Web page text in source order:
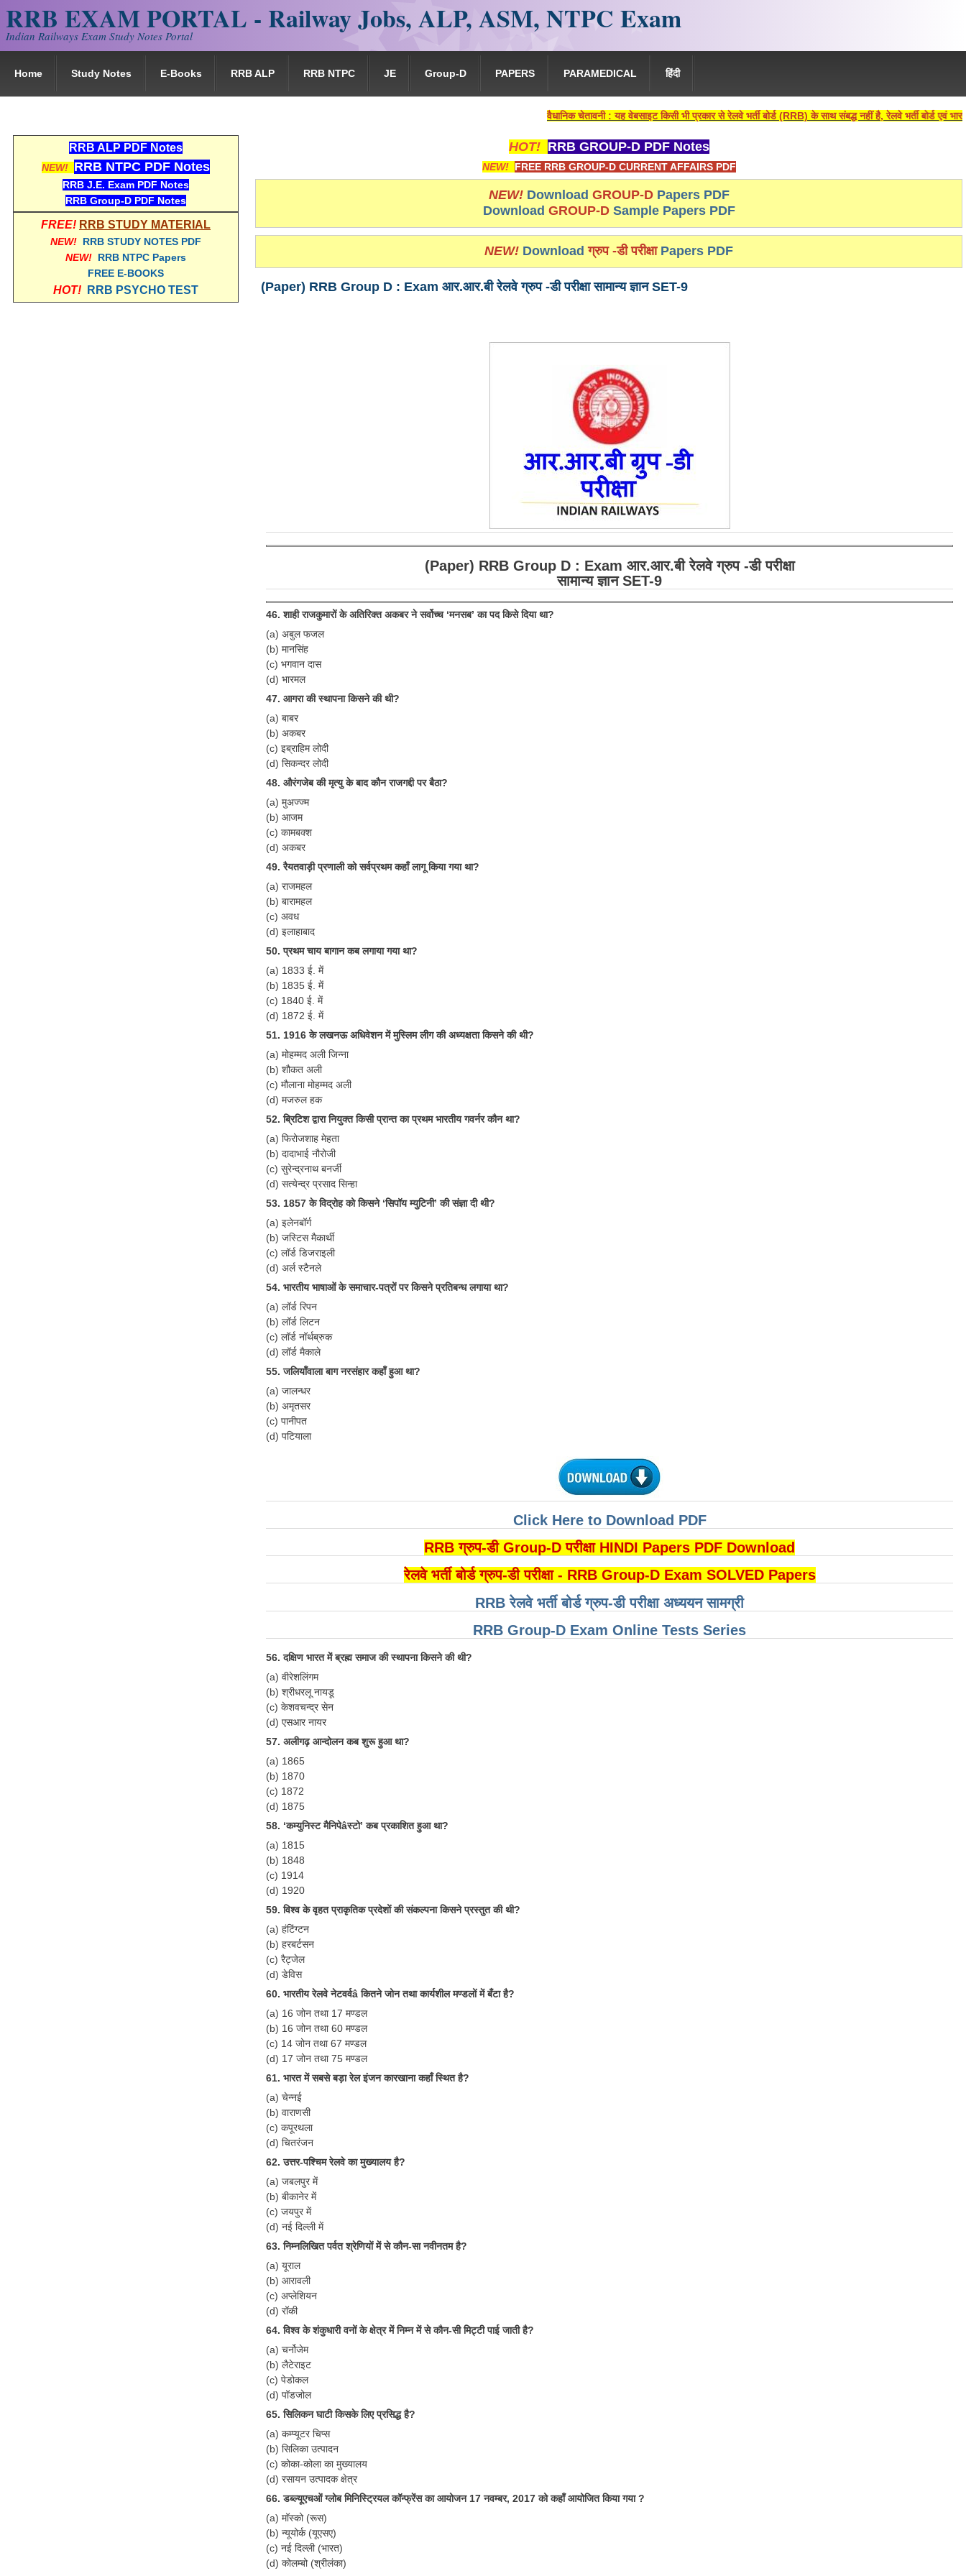
RRB EXAM PORTAL - Railway Jobs, ALP, ASM, NTPC Exam
Indian Railways Exam Study Notes Portal
Home Study Notes E-Books RRB ALP RRB NTPC JE Group-D PAPERS PARAMEDICAL हिंदी
वैधानिक चेतावनी : यह वेबसाइट किसी भी प्रकार से रेलवे भर्ती बोर्ड (RRB) के साथ संबद्ध नहीं है, रेलवे भर्ती बोर्ड एवं भारतीय रेलवे की
HOT! RRB GROUP-D PDF Notes
NEW! FREE RRB GROUP-D CURRENT AFFAIRS PDF
NEW! Download GROUP-DPapers PDF
Download GROUP-DSample Papers PDF
NEW! Downloadग्रुप -डी परीक्षाPapers PDF
(Paper) RRB Group D : Exam आर.आर.बी रेलवे ग्रुप -डी परीक्षा सामान्य ज्ञान SET-9
(Paper) RRB Group D : Exam आर.आर.बी रेलवे ग्रुप -डी परीक्षा
सामान्य ज्ञान SET-9
46. शाही राजकुमारों के अतिरिक्त अकबर ने सर्वोच्च ‘मनसब’ का पद किसे दिया था?
(a) अबुल फजल
(b) मानसिंह
(c) भगवान दास
(d) भारमल
47. आगरा की स्थापना किसने की थी?
(a) बाबर
(b) अकबर
(c) इब्राहिम लोदी
(d) सिकन्दर लोदी
48. औरंगजेब की मृत्यु के बाद कौन राजगद्दी पर बैठा?
(a) मुअज्ज्म
(b) आजम
(c) कामबक्श
(d) अकबर
49. रैयतवाड़ी प्रणाली को सर्वप्रथम कहाँ लागू किया गया था?
(a) राजमहल
(b) बारामहल
(c) अवध
(d) इलाहाबाद
50. प्रथम चाय बागान कब लगाया गया था?
(a) 1833 ई. में
(b) 1835 ई. में
(c) 1840 ई. में
(d) 1872 ई. में
51. 1916 के लखनऊ अधिवेशन में मुस्लिम लीग की अध्यक्षता किसने की थी?
(a) मोहम्मद अली जिन्ना
(b) शौकत अली
(c) मौलाना मोहम्मद अली
(d) मजरुल हक
52. ब्रिटिश द्वारा नियुक्त किसी प्रान्त का प्रथम भारतीय गवर्नर कौन था?
(a) फिरोजशाह मेहता
(b) दादाभाई नौरोजी
(c) सुरेन्द्रनाथ बनर्जी
(d) सत्येन्द्र प्रसाद सिन्हा
53. 1857 के विद्रोह को किसने ‘सिपॉय म्युटिनी’ की संज्ञा दी थी?
(a) इलेनबॉर्ग
(b) जस्टिस मैकार्थी
(c) लॉर्ड डिजराइली
(d) अर्ल स्टैनले
54. भारतीय भाषाओं के समाचार-पत्रों पर किसने प्रतिबन्ध लगाया था?
(a) लॉर्ड रिपन
(b) लॉर्ड लिटन
(c) लॉर्ड नॉर्थब्रुक
(d) लॉर्ड मैकाले
55. जलियाँवाला बाग नरसंहार कहाँ हुआ था?
(a) जालन्धर
(b) अमृतसर
(c) पानीपत
(d) पटियाला
Click Here to Download PDF
RRB ग्रुप-डी Group-D परीक्षा HINDI Papers PDF Download
रेलवे भर्ती बोर्ड ग्रुप-डी परीक्षा - RRB Group-D Exam SOLVED Papers
RRB रेलवे भर्ती बोर्ड ग्रुप-डी परीक्षा अध्ययन सामग्री
RRB Group-D Exam Online Tests Series
56. दक्षिण भारत में ब्रह्म समाज की स्थापना किसने की थी?
(a) वीरेशलिंगम
(b) श्रीधरलू नायडू
(c) केशवचन्द्र सेन
(d) एसआर नायर
57. अलीगढ़ आन्दोलन कब शुरू हुआ था?
(a) 1865
(b) 1870
(c) 1872
(d) 1875
58. ‘कम्युनिस्ट मैनिपेâस्टो’ कब प्रकाशित हुआ था?
(a) 1815
(b) 1848
(c) 1914
(d) 1920
59. विश्व के वृहत प्राकृतिक प्रदेशों की संकल्पना किसने प्रस्तुत की थी?
(a) हंटिंग्टन
(b) हरबर्टसन
(c) रैट्जेल
(d) डेविस
60. भारतीय रेलवे नेटवर्वâ कितने जोन तथा कार्यशील मण्डलों में बँटा है?
(a) 16 जोन तथा 17 मण्डल
(b) 16 जोन तथा 60 मण्डल
(c) 14 जोन तथा 67 मण्डल
(d) 17 जोन तथा 75 मण्डल
61. भारत में सबसे बड़ा रेल इंजन कारखाना कहाँ स्थित है?
(a) चेन्नई
(b) वाराणसी
(c) कपूरथला
(d) चितरंजन
62. उत्तर-पश्चिम रेलवे का मुख्यालय है?
(a) जबलपुर में
(b) बीकानेर में
(c) जयपुर में
(d) नई दिल्ली में
63. निम्नलिखित पर्वत श्रेणियों में से कौन-सा नवीनतम है?
(a) यूराल
(b) आरावली
(c) अप्लेशियन
(d) रॉकी
64. विश्व के शंकुधारी वनों के क्षेत्र में निम्न में से कौन-सी मिट्टी पाई जाती है?
(a) चर्नोजेम
(b) लैटेराइट
(c) पेडोकल
(d) पॉडजोल
65. सिलिकन घाटी किसके लिए प्रसिद्ध है?
(a) कम्प्यूटर चिप्स
(b) सिलिका उत्पादन
(c) कोका-कोला का मुख्यालय
(d) रसायन उत्पादक क्षेत्र
66. डब्ल्यूएचओं ग्लोब मिनिस्ट्रियल कॉन्फ्रेंस का आयोजन 17 नवम्बर, 2017 को कहाँ आयोजित किया गया ?
(a) मॉस्को (रूस)
(b) न्यूयोर्क (यूएसए)
(c) नई दिल्ली (भारत)
(d) कोलम्बो (श्रीलंका)
RRB ALP PDF Notes
NEW! RRB NTPC PDF Notes
RRB J.E. Exam PDF Notes
RRB Group-D PDF Notes
FREE! RRB STUDY MATERIAL
NEW! RRB STUDY NOTES PDF
NEW! RRB NTPC Papers
FREE E-BOOKS
HOT! RRB PSYCHO TEST